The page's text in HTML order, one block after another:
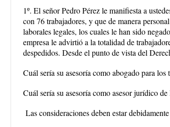
1º. El señor Pedro Pérez le manifiesta a
con 76 trabajadores, y que de manera
laborales legales, los cuales le han sido
empresa le advirtió a la totalidad de
despedidos. Desde el punto de vista del
Cuál sería su asesoría como abogado para
Cuál sería su asesoría como asesor jurídico
Las consideraciones deben estar